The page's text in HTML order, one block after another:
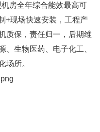
房全年综合能效最高可
+现场快速安装，工程产
质保，责任归一，后期维
、生物医药、电子化工、
场所。